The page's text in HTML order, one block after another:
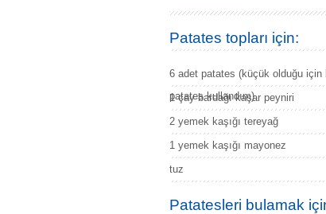
Patates topları için:
6 adet patates (küçük olduğu için
patates kullandım)
1 çay bardağı kaşar peyniri
2 yemek kaşığı tereyağ
1 yemek kaşığı mayonez
tuz
Patatesleri bulamak